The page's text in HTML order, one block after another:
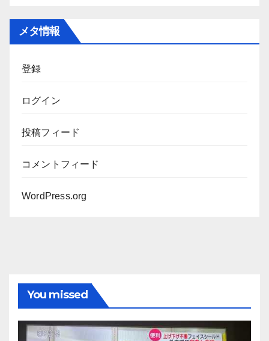
メタ情報
登録
ログイン
投稿フィード
コメントフィード
WordPress.org
You missed